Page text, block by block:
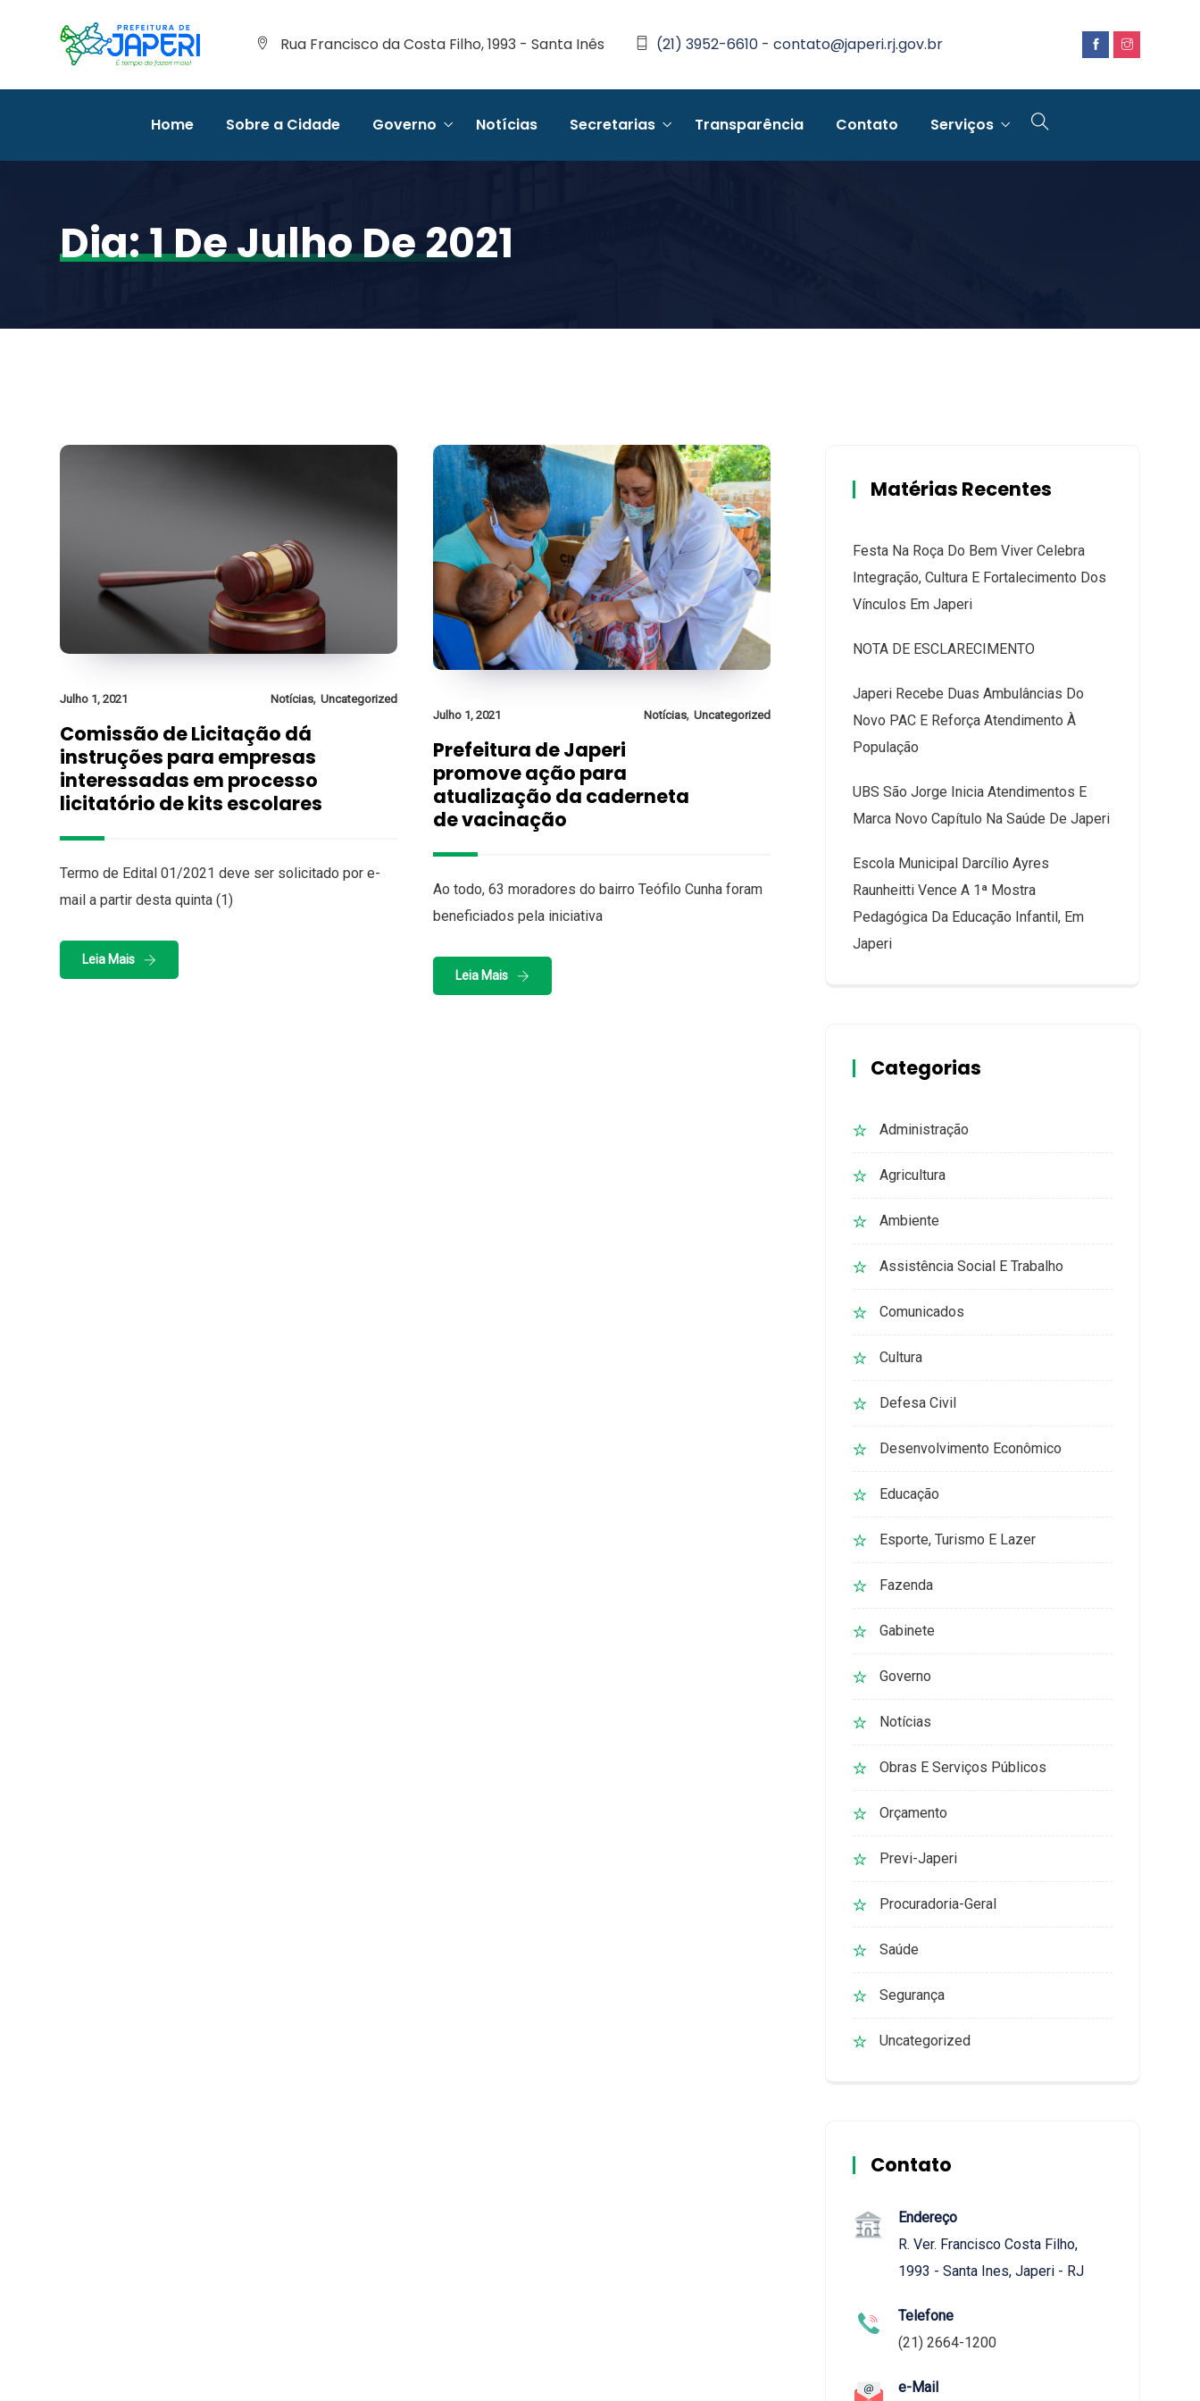
Rua Francisco da Costa Filho, 1993 - Santa Inês (21) 3952-6610 - contato@japeri.rj.gov.br
Home Sobre a Cidade Governo Notícias Secretarias Transparência Contato Serviços
Dia:1 De Julho De 2021
Julho 1, 2021 Notícias, Uncategorized
Comissão de Licitação dá
instruções para empresas
interessadas em processo
licitatório de kits escolares
Termo de Edital 01/2021 deve ser solicitado por e-
mail a partir desta quinta (1)
Leia Mais
Julho 1, 2021 Notícias, Uncategorized
Prefeitura de Japeri
promove ação para
atualização da caderneta
de vacinação
Ao todo, 63 moradores do bairro Teófilo Cunha foram
beneficiados pela iniciativa
Leia Mais
Matérias Recentes
Festa Na Roça Do Bem Viver Celebra
Integração, Cultura E Fortalecimento Dos
Vínculos Em Japeri
NOTA DE ESCLARECIMENTO
Japeri Recebe Duas Ambulâncias Do
Novo PAC E Reforça Atendimento À
População
UBS São Jorge Inicia Atendimentos E
Marca Novo Capítulo Na Saúde De Japeri
Escola Municipal Darcílio Ayres
Raunheitti Vence A 1ª Mostra
Pedagógica Da Educação Infantil, Em
Japeri
Categorias
Administração
Agricultura
Ambiente
Assistência Social E Trabalho
Comunicados
Cultura
Defesa Civil
Desenvolvimento Econômico
Educação
Esporte, Turismo E Lazer
Fazenda
Gabinete
Governo
Notícias
Obras E Serviços Públicos
Orçamento
Previ-Japeri
Procuradoria-Geral
Saúde
Segurança
Uncategorized
Contato
Endereço
R. Ver. Francisco Costa Filho,
1993 - Santa Ines, Japeri - RJ
Telefone
(21) 2664-1200
e-Mail